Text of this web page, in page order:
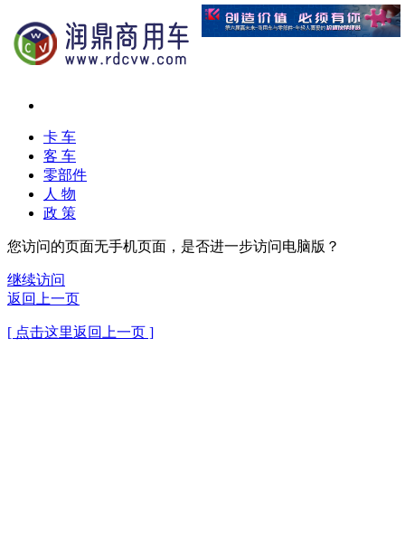
卡 车
客 车
零部件
人 物
政 策
您访问的页面无手机页面，是否进一步访问电脑版？
继续访问
返回上一页
[ 点击这里返回上一页 ]